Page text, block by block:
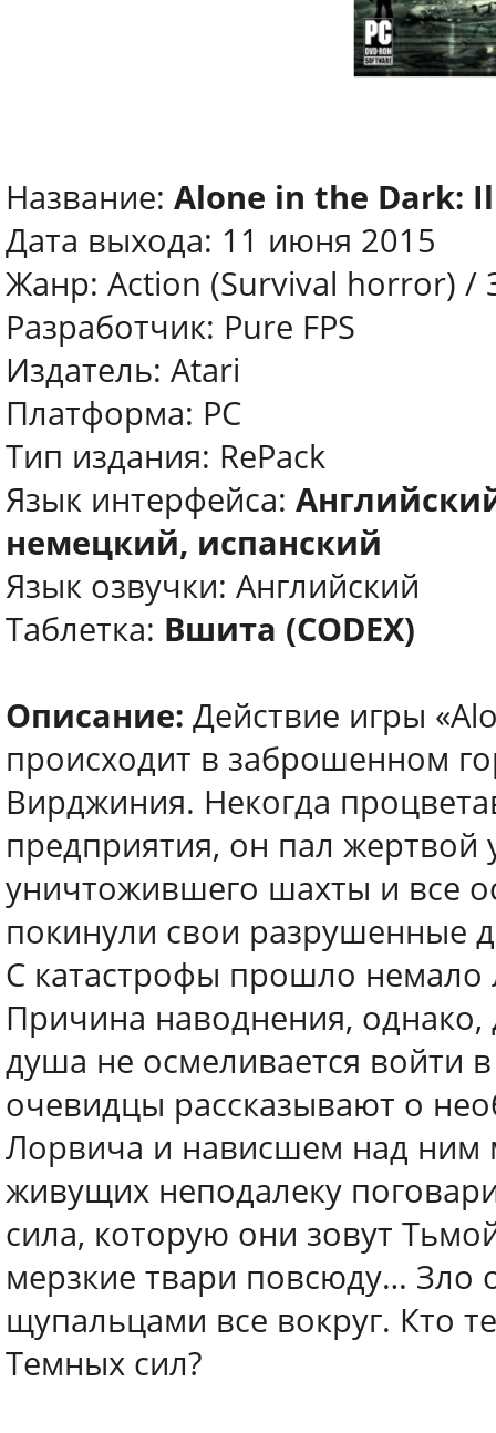
Название: Alone in the Dark:
Дата выхода: 11 июня 2015
Жанр: Action (Survival horror) /
Разработчик: Pure FPS
Издатель: Atari
Платформа: PC
Тип издания: RePack
Язык интерфейса:
немецкий, испанский
Язык озвучки: Английский
Таблетка: Вшита (CODEX)
Описание: Действие игры
происходит в заброшенном
Вирджиния. Некогда
предприятия, он пал жертвой
уничтожившего шахты и все
покинули свои разрушенные
С катастрофы прошло немало
Причина наводнения,
душа не осмеливается войти
очевидцы рассказывают о
Лорвича и нависшем над ним
живущих неподалеку
сила, которую они зовут
мерзкие твари повсюду… Зло
щупальцами все вокруг. Кто
Темных сил?